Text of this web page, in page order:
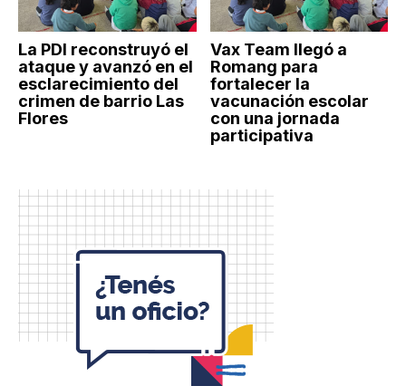
La PDI reconstruyó el
ataque y avanzó en el
esclarecimiento del
crimen de barrio Las
Flores
Vax Team llegó a
Romang para
fortalecer la
vacunación escolar
con una jornada
participativa